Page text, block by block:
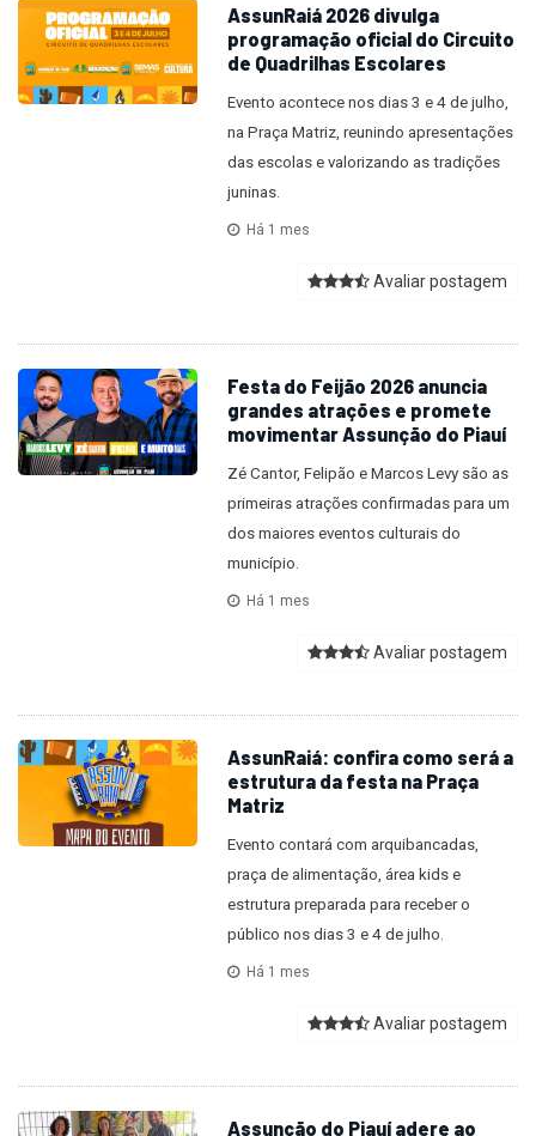
AssunRaiá 2026 divulga
programação oficial do Circuito
de Quadrilhas Escolares
Evento acontece nos dias 3 e 4 de julho,
na Praça Matriz, reunindo apresentações
das escolas e valorizando as tradições
juninas.
Há 1 mes
Avaliar postagem
Festa do Feijão 2026 anuncia
grandes atrações e promete
movimentar Assunção do Piauí
Zé Cantor, Felipão e Marcos Levy são as
primeiras atrações confirmadas para um
dos maiores eventos culturais do
município.
Há 1 mes
Avaliar postagem
AssunRaiá: confira como será a
estrutura da festa na Praça
Matriz
Evento contará com arquibancadas,
praça de alimentação, área kids e
estrutura preparada para receber o
público nos dias 3 e 4 de julho.
Há 1 mes
Avaliar postagem
Assunção do Piauí adere ao